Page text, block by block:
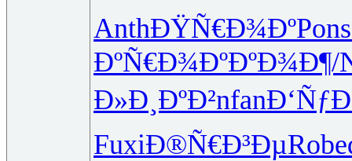
AnthÐŸÑ€Ð¾ÐºPons
ÐºÑ€Ð¾ÐºÐºÐ¾Ð¶/
Ð»Ð¸ÐºÐ²nfan
FuxiÐ®Ñ€Ð³ÐµRobe